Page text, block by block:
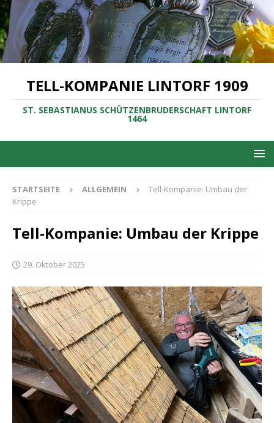
TELL-KOMPANIE LINTORF 1909
ST. SEBASTIANUS SCHÜTZENBRUDERSCHAFT LINTORF
1464
STARTSEITE ALLGEMEIN
Tell-Kompanie: Umbau der
Krippe
Tell-Kompanie: Umbau der Krippe
29. Oktober 2025